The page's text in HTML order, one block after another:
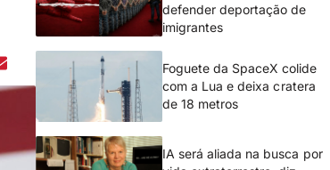
defender deportação de
imigrantes
Foguete da SpaceX colide
com a Lua e deixa cratera
de 18 metros
IA será aliada na busca por